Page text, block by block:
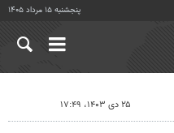
پنجشنبه ۱۵ مرداد ۱۴۰۵
۲۵ دی ۱۴۰۳، ۱۷:۴۹